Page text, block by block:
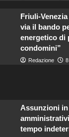
Friuli-
via il bando
energetico di
condomini”
Redazione
Assunzioni
tempo